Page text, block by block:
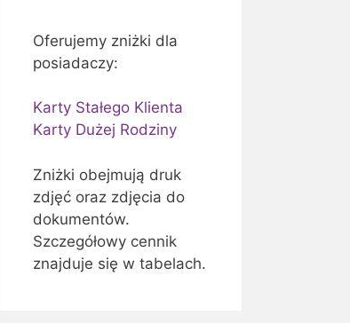
Oferujemy zniżki dla
posiadaczy:
Karty Stałego Klienta
Karty Dużej Rodziny
Zniżki obejmują druk
zdjęć oraz zdjęcia do
dokumentów.
Szczegółowy cennik
znajduje się w tabelach.